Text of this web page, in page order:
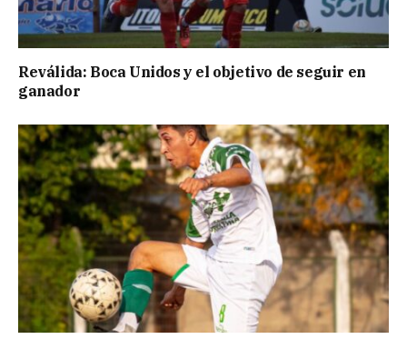
Reválida: Boca Unidos y el objetivo de seguir en
ganador